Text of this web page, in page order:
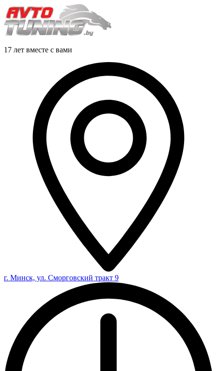
17 лет вместе с вами
г. Минск, ул. Сморговский тракт 9